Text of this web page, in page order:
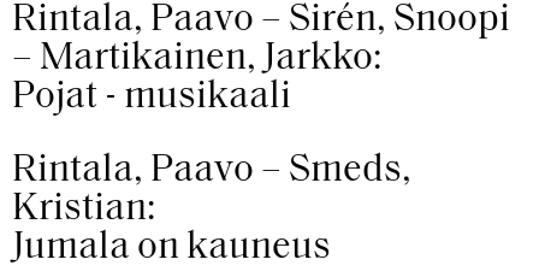
Rintala, Paavo – Sirén, Snoopi
– Martikainen, Jarkko:
Pojat - musikaali
Rintala, Paavo – Smeds,
Kristian:
Jumala on kauneus